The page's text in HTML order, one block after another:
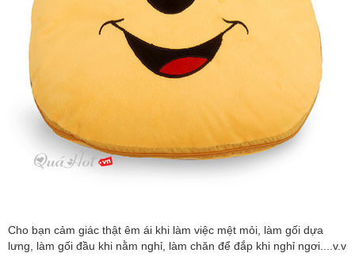
Cho bạn cảm giác thật êm ái khi làm việc mệt mỏi, làm gối dựa
lưng, làm gối đầu khi nằm nghỉ, làm chăn để đắp khi nghỉ ngơi....v.v